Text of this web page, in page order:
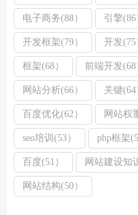
电子商务(88） 引擎(86
开发框架(79） 开发(75
框架(68） 前端开发(68
网站分析(66） 关键(64
百度优化(62） 网站权
seo培训(53） php框架
百度(51） 网站建设知
网站结构(50）